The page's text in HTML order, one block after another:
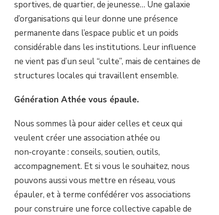
sportives, de quartier, de jeunesse… Une galaxie
d’organisations qui leur donne une présence
permanente dans l’espace public et un poids
considérable dans les institutions. Leur influence
ne vient pas d’un seul “culte”, mais de centaines de
structures locales qui travaillent ensemble.
Génération Athée vous épaule.
Nous sommes là pour aider celles et ceux qui
veulent créer une association athée ou
non‑croyante : conseils, soutien, outils,
accompagnement. Et si vous le souhaitez, nous
pouvons aussi vous mettre en réseau, vous
épauler, et à terme confédérer vos associations
pour construire une force collective capable de